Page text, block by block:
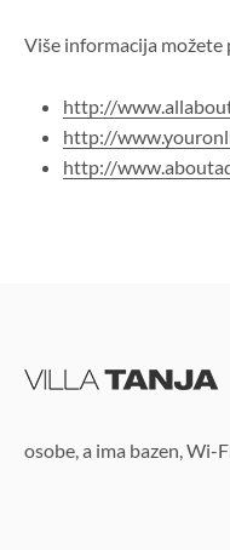
Više informacija možete
http://
http://
http://
osobe, a ima bazen, Wi-